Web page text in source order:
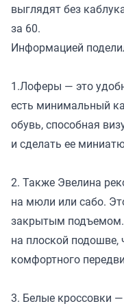
выглядят без
за 60.
Информацией
1.Лоферы — это
есть минимальный
обувь, способная
и сделать ее
2. Также Эвелина
на мюли или сабо.
закрытым
на плоской подошве,
комфортного
3. Белые кроссовки